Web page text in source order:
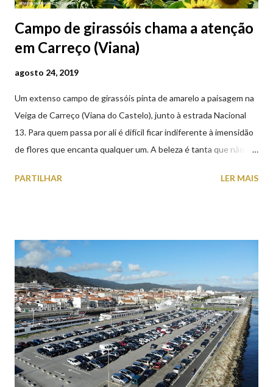
Campo de girassóis chama a atenção
em Carreço (Viana)
agosto 24, 2019
Um extenso campo de girassóis pinta de amarelo a paisagem na
Veiga de Carreço (Viana do Castelo), junto à estrada Nacional
13. Para quem passa por ali é difícil ficar indiferente à imensidão
de flores que encanta qualquer um. A beleza é tanta que não
aproveite a paisagem como cenário para tirar algumas
PARTILHAR LER MAIS